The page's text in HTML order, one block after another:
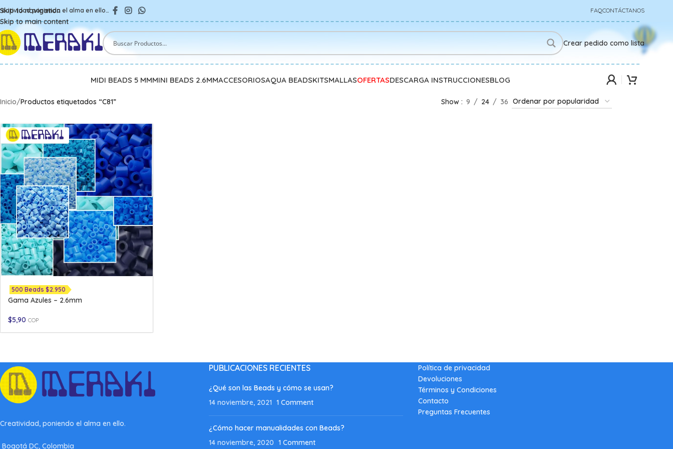
Skip to navigation
Skip to main content
poniendo el alma en ello… FAQCONTÁCTANOS
Crear pedido como lista
MIDI BEADS 5 MMMINI BEADS 2.6MMACCESORIOSAQUA BEADSKITSMALLASOFERTASDESCARGA INSTRUCCIONESBLOG
Inicio/Productos etiquetados “C81” Show 9 24 36
500 Beads $2.950
Gama Azules – 2.6mm
$5,90 COP
Creatividad, poniendo el alma en ello.
Bogotá DC, Colombia
PUBLICACIONES RECIENTES
¿Qué son las Beads y cómo se usan?
14 noviembre, 2021 1 Comment
¿Cómo hacer manualidades con Beads?
14 noviembre, 2020 1 Comment
Política de privacidad
Devoluciones
Términos y Condiciones
Contacto
Preguntas Frecuentes